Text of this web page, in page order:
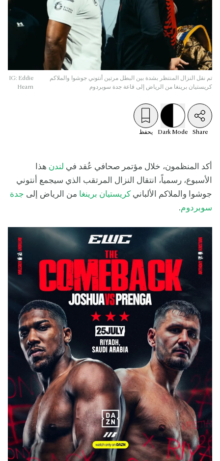
تم نقل النزال المنتظر بشدة بين البطل مرتين أنتوني جوشوا والملاكم
كريستيان برينغا من الرياض إلى قاعة جدة سوبردوم
IG: Eddie
Hearn
Share
Dark Mode يحفظ
أكد المنظمون، خلال مؤتمر صحافي عُقد في لندن هذا
الأسبوع، رسمياً، انتقال النزال المرتقب الذي سيجمع أنتوني
جوشوا والملاكم الألباني كريستيان برينغا من الرياض إلى جدة
سوبردوم.